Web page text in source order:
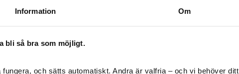
Information Om
bli så bra som möjligt.
och sätts automatiskt. Andra är valfria – och vi behöver ditt
ännu mer av den